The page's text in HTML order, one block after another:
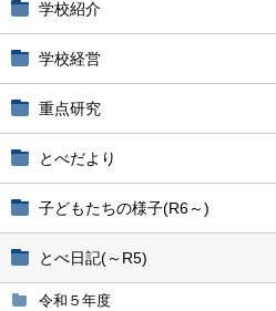
学校紹介
学校経営
重点研究
とべだより
子どもたちの様子(R6～)
とべ日記(～R5)
令和５年度